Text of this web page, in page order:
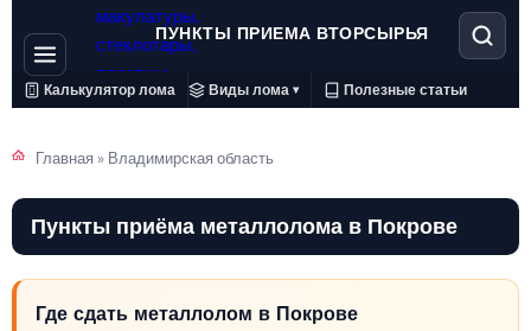
ПУНКТЫ ПРИЕМА ВТОРСЫРЬЯ
Калькулятор лома Виды лома ▾ Полезные статьи
Главная » Владимирская область
Пункты приёма металлолома в Покрове
Где сдать металлолом в Покрове